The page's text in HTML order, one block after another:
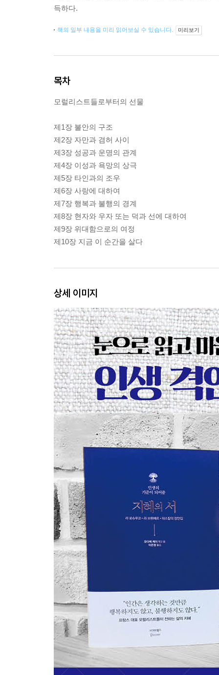
득하다.
책의 일부 내용을 미리 읽어보실 수 있습니다. 미리보기
목차
모럴리스트들로부터의 선물
제1장 불안의 구조
제2장 자만과 겸허 사이
제3장 성공과 운명의 관계
제4장 이성과 욕망의 상극
제5장 타인과의 조우
제6장 사랑에 대하여
제7장 행복과 불행의 경계
제8장 현자와 우자 또는 덕과 선에 대하여
제9장 위대함으로의 여정
제10장 지금 이 순간을 살다
상세 이미지